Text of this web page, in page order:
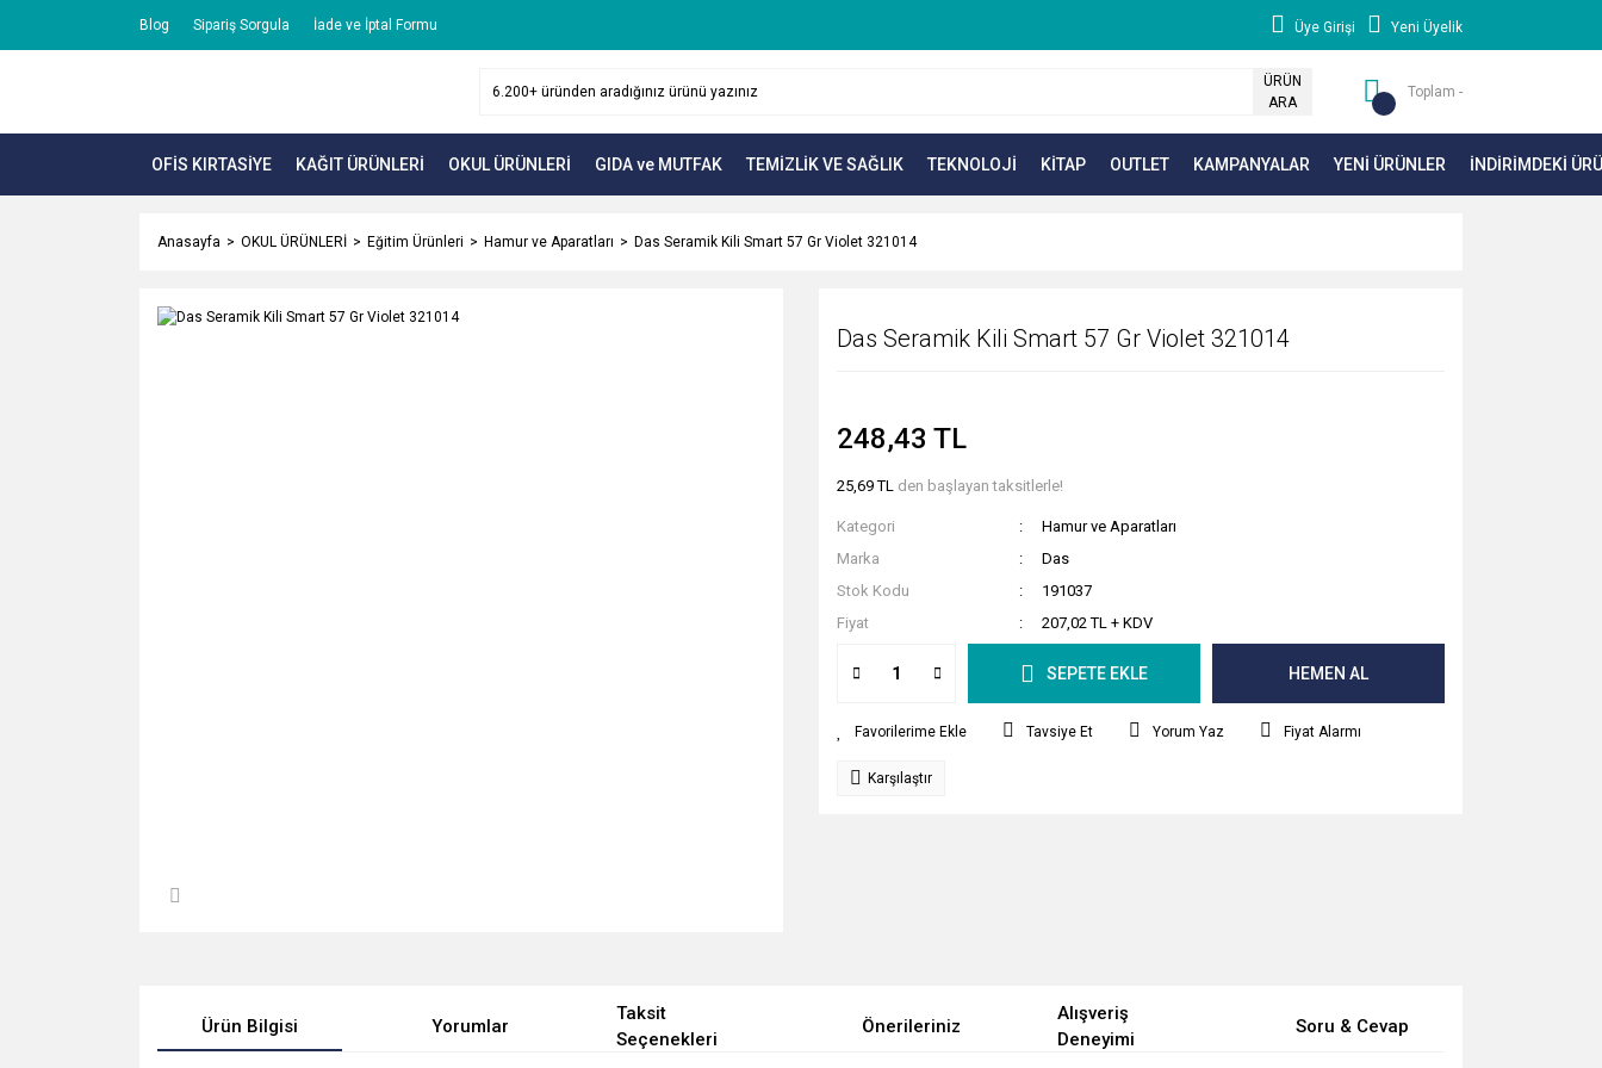
Blog Sipariş Sorgula İade ve İptal Formu Üye Girişi Yeni Üyelik
ÜRÜN
ARA
Toplam -
OFİS KIRTASİYE KAĞIT ÜRÜNLERİ OKUL ÜRÜNLERİ GIDA ve MUTFAK TEMİZLİK VE SAĞLIK TEKNOLOJİ KİTAP OUTLET KAMPANYALAR YENİ ÜRÜNLER İNDİRİMDEKİ
Anasayfa OKUL ÜRÜNLERİ Eğitim Ürünleri Hamur ve Aparatları Das Seramik Kili Smart 57 Gr Violet 321014
Das Seramik Kili Smart 57 Gr Violet 321014
248,43 TL
25,69 TL den başlayan taksitlerle!
Kategori
Hamur ve Aparatları
Marka
Das
Stok Kodu
191037
Fiyat
207,02 TL + KDV
SEPETE EKLE HEMEN AL
Tavsiye Et Yorum Yaz Fiyat Alarmı
Karşılaştır
Ürün Bilgisi Yorumlar
Taksit
Seçenekleri
Önerileriniz
Alışveriş
Deneyimi
Soru & Cevap